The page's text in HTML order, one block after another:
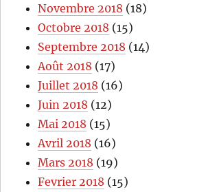
Novembre 2018 (18)
Octobre 2018 (15)
Septembre 2018 (14)
Août 2018 (17)
Juillet 2018 (16)
Juin 2018 (12)
Mai 2018 (15)
Avril 2018 (16)
Mars 2018 (19)
Fevrier 2018 (15)